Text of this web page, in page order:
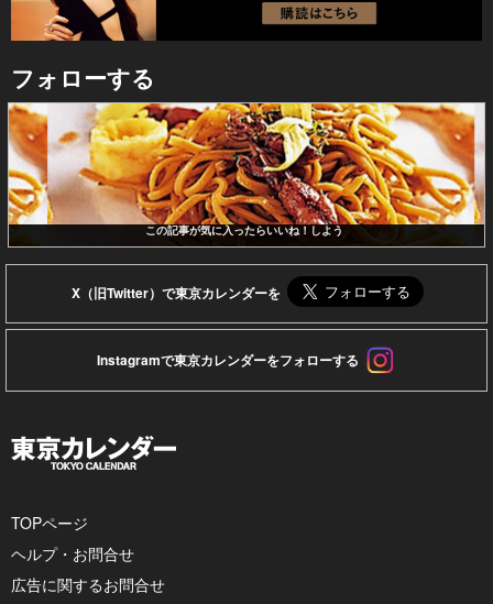
フォローする
この記事が気に入ったらいいね！しよう
X（旧Twitter）で東京カレンダーを
Instagramで東京カレンダーをフォローする
TOPページ
ヘルプ・お問合せ
広告に関するお問合せ